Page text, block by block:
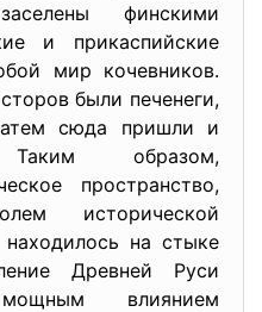
финскими
и прикаспийские
мир кочевников.
были печенеги,
сюда пришли и
Таким образом,
пространство,
исторической
находилось на стыке
Древней Руси
влиянием